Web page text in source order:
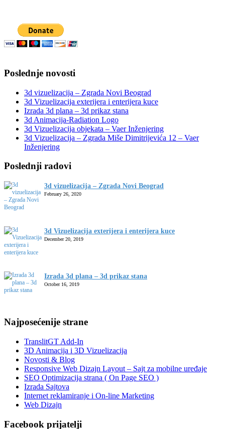
Poslednje novosti
3d vizuelizacija – Zgrada Novi Beograd
3d Vizuelizacija exterijera i enterijera kuce
Izrada 3d plana – 3d prikaz stana
3d Animacija-Radiation Logo
3d Vizuelizacija objekata – Vaer Inženjering
3d Vizuelizacija – Zgrada Miše Dimitrijevića 12 – Vaer
Inženjering
Poslednji radovi
3d vizuelizacija – Zgrada Novi Beograd
February 26, 2020
3d Vizuelizacija exterijera i enterijera kuce
December 20, 2019
Izrada 3d plana – 3d prikaz stana
October 16, 2019
Najposećenije strane
TranslitGT Add-In
3D Animacija i 3D Vizuelizacija
Novosti & Blog
Responsive Web Dizajn Layout – Sajt za mobilne uređaje
SEO Optimizacija strana ( On Page SEO )
Izrada Sajtova
Internet reklamiranje i On-line Marketing
Web Dizajn
Facebook prijatelji